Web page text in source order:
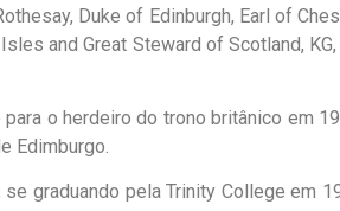
Duke of Edinburgh, Earl of
and Great Steward of Scotland, KG,
o herdeiro do trono britânico em
Edimburgo.
graduando pela Trinity College em